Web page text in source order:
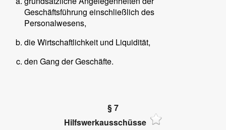
Geschäftsführung einschließlich des
Personalwesens,
die Wirtschaftlichkeit und Liquidität,
den Gang der Geschäfte.
§ 7
Hilfswerkausschüsse